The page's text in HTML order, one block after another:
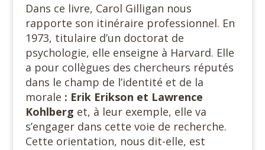
Dans ce livre, Carol Gilligan nous
rapporte son itinéraire professionnel. En
1973, titulaire d’un doctorat de
psychologie, elle enseigne à Harvard. Elle
a pour collègues des chercheurs réputés
dans le champ de l’identité et de la
morale : Erik Erikson et Lawrence
Kohlberg et, à leur exemple, elle va
s’engager dans cette voie de recherche.
Cette orientation, nous dit-elle, est